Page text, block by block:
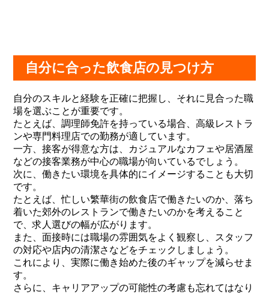
自分に合った飲食店の見つけ方
自分のスキルと経験を正確に把握し、それに見合った職
場を選ぶことが重要です。
たとえば、調理師免許を持っている場合、高級レストラ
ンや専門料理店での勤務が適しています。
一方、接客が得意な方は、カジュアルなカフェや居酒屋
などの接客業務が中心の職場が向いているでしょう。
次に、働きたい環境を具体的にイメージすることも大切
です。
たとえば、忙しい繁華街の飲食店で働きたいのか、落ち
着いた郊外のレストランで働きたいのかを考えること
で、求人選びの幅が広がります。
また、面接時には職場の雰囲気をよく観察し、スタッフ
の対応や店内の清潔さなどをチェックしましょう。
これにより、実際に働き始めた後のギャップを減らせま
す。
さらに、キャリアアップの可能性の考慮も忘れてはなり